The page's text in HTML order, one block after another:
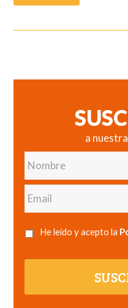
a
Nombre
Email
He leído y acepto la